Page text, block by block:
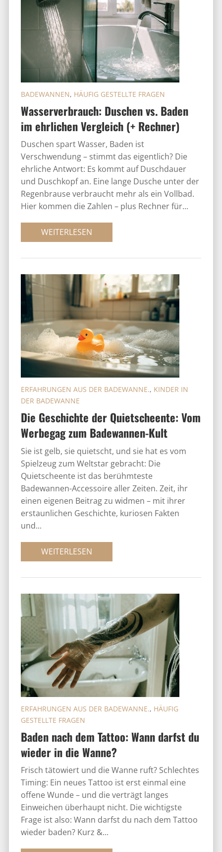
Wasserverbrauch: Duschen vs. Baden
im ehrlichen Vergleich (+ Rechner)
BADEWANNEN, HÄUFIG GESTELLTE FRAGEN
Duschen spart Wasser, Baden ist
Verschwendung – stimmt das eigentlich? Die
ehrliche Antwort: Es kommt auf Duschdauer
und Duschkopf an. Eine lange Dusche unter der
Regenbrause verbraucht mehr als ein Vollbad.
Hier kommen die Zahlen – plus Rechner für...
WEITERLESEN
Die Geschichte der Quietscheente: Vom
Werbegag zum Badewannen-Kult
ERFAHRUNGEN AUS DER BADEWANNE., KINDER IN
DER BADEWANNE
Sie ist gelb, sie quietscht, und sie hat es vom
Spielzeug zum Weltstar gebracht: Die
Quietscheente ist das berühmteste
Badewannen-Accessoire aller Zeiten. Zeit, ihr
einen eigenen Beitrag zu widmen – mit ihrer
erstaunlichen Geschichte, kuriosen Fakten
und...
WEITERLESEN
Baden nach dem Tattoo: Wann darfst du
wieder in die Wanne?
ERFAHRUNGEN AUS DER BADEWANNE., HÄUFIG
GESTELLTE FRAGEN
Frisch tätowiert und die Wanne ruft? Schlechtes
Timing: Ein neues Tattoo ist erst einmal eine
offene Wunde – und die verträgt langes
Einweichen überhaupt nicht. Die wichtigste
Frage ist also: Wann darfst du nach dem Tattoo
wieder baden? Kurz &...